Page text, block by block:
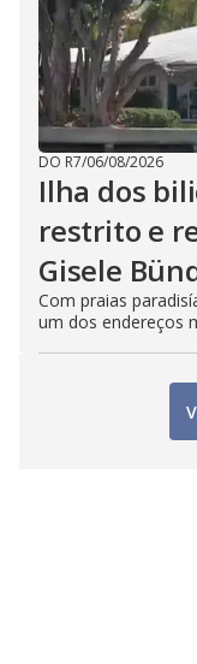
DO R7/06/08/2026
Ilha dos
restrito e
Gisele
Com praias
um dos endereços